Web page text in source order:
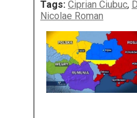
Tags: Ciprian Ciubuc,
Nicolae Roman